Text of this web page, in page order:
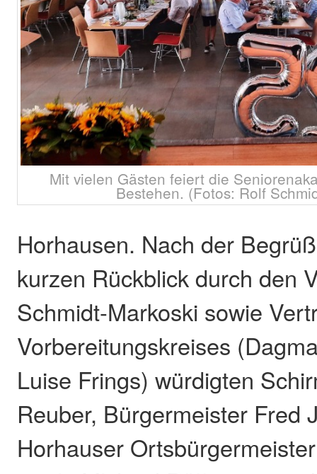
Mit vielen Gästen feiert die
Bestehen. (Fotos: Rolf
Horhausen. Nach der
kurzen Rückblick durch den
Schmidt-Markoski sowie
Vorbereitungskreises
Luise Frings) würdigten
Reuber, Bürgermeister Fred
Horhauser